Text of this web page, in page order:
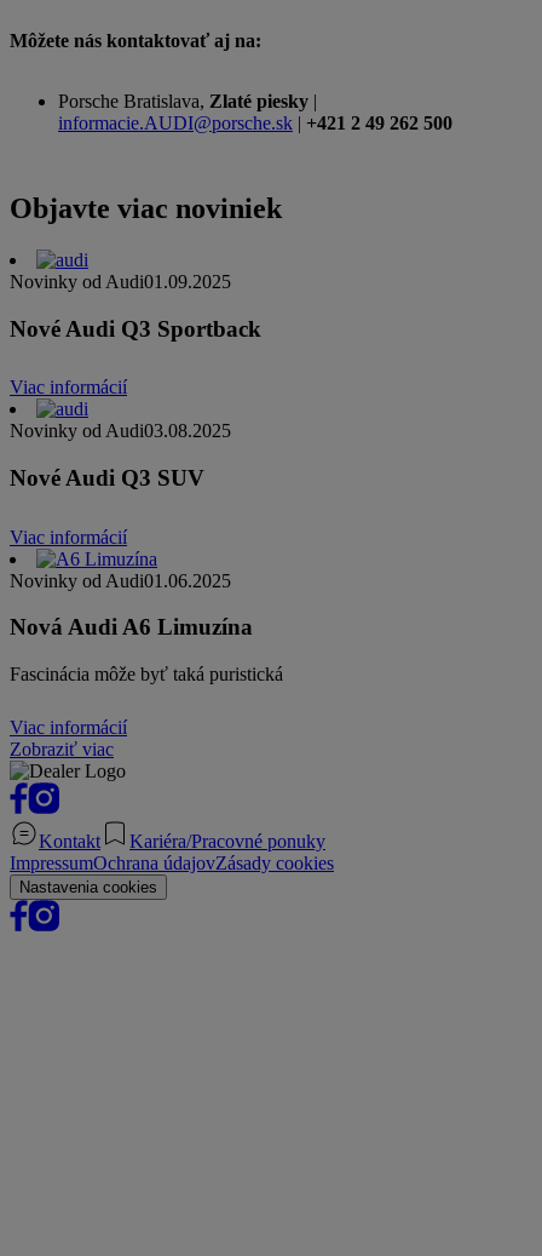
Môžete nás kontaktovať aj na:
Porsche Bratislava, Zlaté piesky |
informacie.AUDI@porsche.sk | +421 2 49 262 500
Objavte viac noviniek
Novinky od Audi01.09.2025
Nové Audi Q3 Sportback
Viac informácií
Novinky od Audi03.08.2025
Nové Audi Q3 SUV
Viac informácií
Novinky od Audi01.06.2025
Nová Audi A6 Limuzína
Fascinácia môže byť taká puristická
Viac informácií
Zobraziť viac
Kontakt
Kariéra/Pracovné ponuky
ImpressumOchrana údajovZásady cookies
Nastavenia cookies